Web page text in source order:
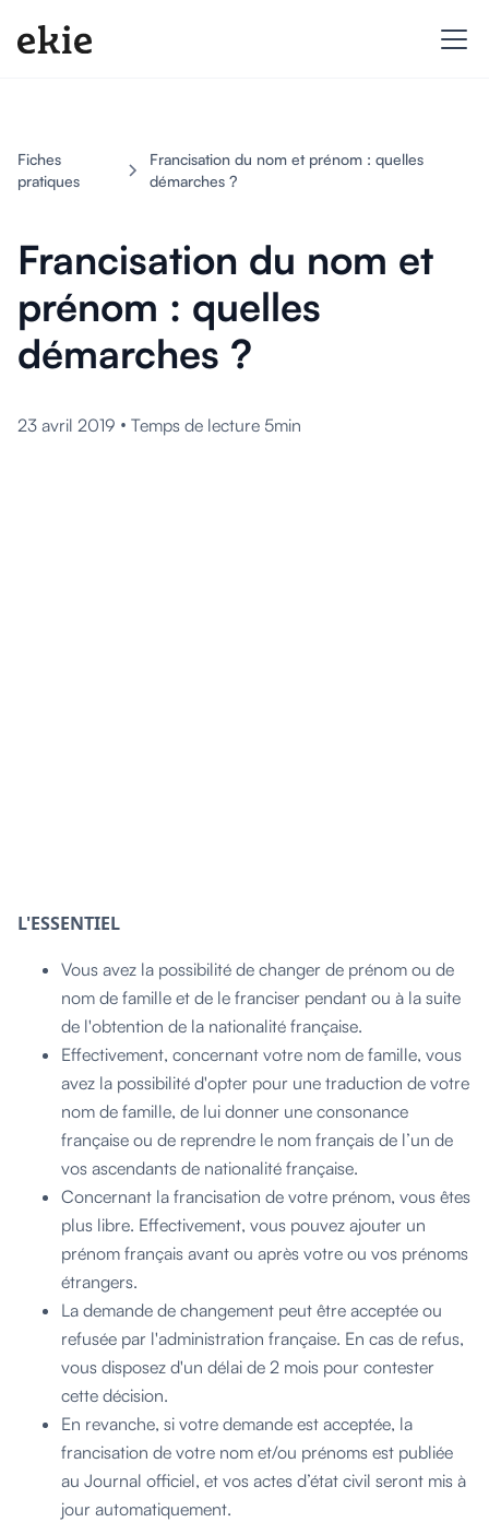
Fiches
pratiques
Francisation du nom et prénom : quelles
démarches ?
Francisation du nom et
prénom : quelles
démarches ?
23 avril 2019 • Temps de lecture 5min
L'ESSENTIEL
Vous avez la possibilité de changer de prénom ou de
nom de famille et de le franciser pendant ou à la suite
de l'obtention de la nationalité française.
Effectivement, concernant votre nom de famille, vous
avez la possibilité d'opter pour une traduction de votre
nom de famille, de lui donner une consonance
française ou de reprendre le nom français de l’un de
vos ascendants de nationalité française.
Concernant la francisation de votre prénom, vous êtes
plus libre. Effectivement, vous pouvez ajouter un
prénom français avant ou après votre ou vos prénoms
étrangers.
La demande de changement peut être acceptée ou
refusée par l'administration française. En cas de refus,
vous disposez d'un délai de 2 mois pour contester
cette décision.
En revanche, si votre demande est acceptée, la
francisation de votre nom et/ou prénoms est publiée
au Journal officiel, et vos actes d’état civil seront mis à
jour automatiquement.